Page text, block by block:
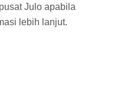
Julo apabila
lebih lanjut.